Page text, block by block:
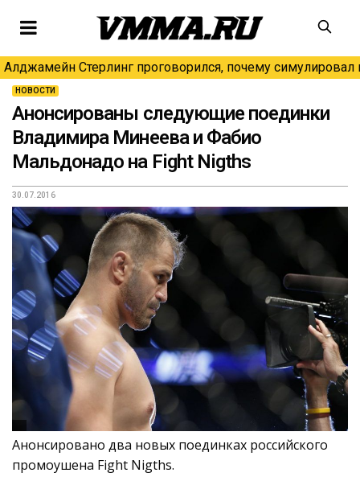
Алджамейн Стерлинг проговорился, почему симулировал
НОВОСТИ
Анонсированы следующие поединки
Владимира Минеева и Фабио
Мальдонадо на Fight Nigths
30.07.2016
Анонсировано два новых поединках российского
промоушена Fight Nigths.